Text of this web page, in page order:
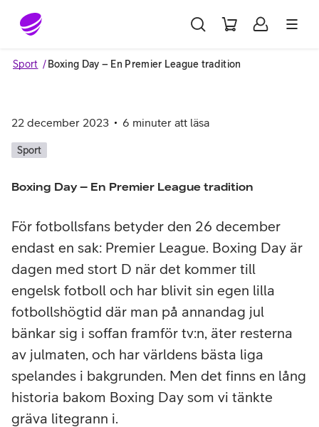
Gå till sidans innehåll
Sport Boxing Day – En Premier League tradition
22 december 2023 6 minuter att läsa
Sport
Boxing Day – En Premier League tradition
För fotbollsfans betyder den 26 december
endast en sak: Premier League. Boxing Day är
dagen med stort D när det kommer till
engelsk fotboll och har blivit sin egen lilla
fotbollshögtid där man på annandag jul
bänkar sig i soffan framför tv:n, äter resterna
av julmaten, och har världens bästa liga
spelandes i bakgrunden. Men det finns en lång
historia bakom Boxing Day som vi tänkte
gräva litegrann i.